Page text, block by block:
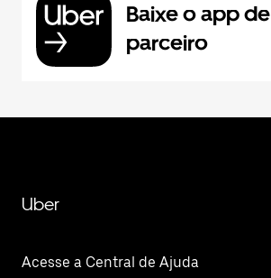
Baixe o app de
parceiro
Uber
Acesse a Central de Ajuda